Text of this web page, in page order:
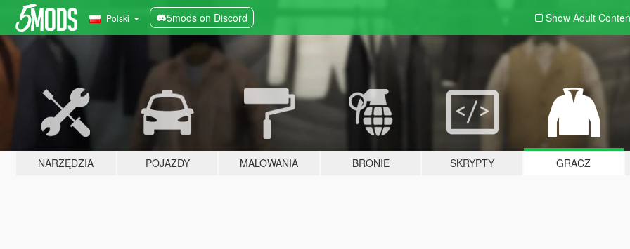
Polski 5mods on Discord Show Adult
NARZĘDZIA POJAZDY MALOWANIA BRONIE SKRYPTY GRACZ